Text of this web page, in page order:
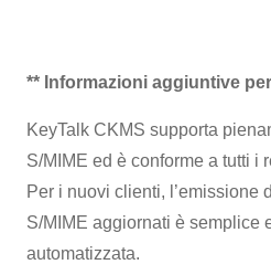
** Informazioni aggiuntive
KeyTalk CKMS supporta
S/MIME ed è conforme a tutti i
Per i nuovi clienti, l’emissione
S/MIME aggiornati è semplice
automatizzata.